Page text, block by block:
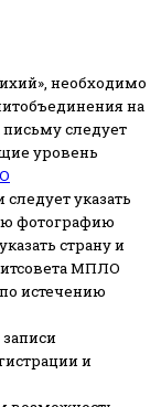
необходимо
на
следует
уровень
указать
фотографию
страну и
МПЛО
истечению
и